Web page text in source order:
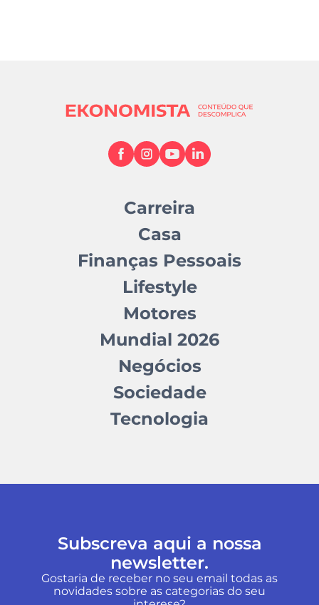
Carreira
Casa
Finanças Pessoais
Lifestyle
Motores
Mundial 2026
Negócios
Sociedade
Tecnologia
Subscreva aqui a nossa
newsletter.
Gostaria de receber no seu email todas as
novidades sobre as categorias do seu